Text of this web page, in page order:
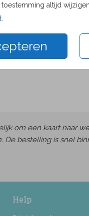
toestemming altijd
om een kaart naar
De bestelling is snel
Help